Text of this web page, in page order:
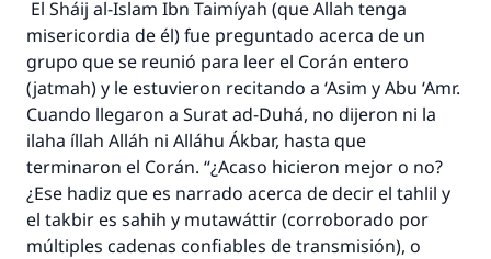
El Sháij al-Islam Ibn Taimíyah (que Allah tenga
misericordia de él) fue preguntado acerca de un
grupo que se reunió para leer el Corán entero
(jatmah) y le estuvieron recitando a ‘Asim y Abu ‘Amr.
Cuando llegaron a Surat ad-Duhá, no dijeron ni la
ilaha íllah Alláh ni Alláhu Ákbar, hasta que
terminaron el Corán. “¿Acaso hicieron mejor o no?
¿Ese hadiz que es narrado acerca de decir el tahlil y
el takbir es sahih y mutawáttir (corroborado por
múltiples cadenas confiables de transmisión), o